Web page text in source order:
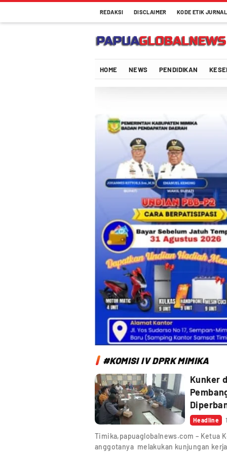
REDAKSI DISCLAIMER KODE ETIK
Papuaglobalnews.com
Menulis Fakta dengan Hati Bening
HOME NEWS PENDIDIKAN
#KOMISI IV DPRK MIMIKA
Kunker
Headline
Timika,papuaglobalnews.com – Ketua
anggotanya melakukan kunjungan